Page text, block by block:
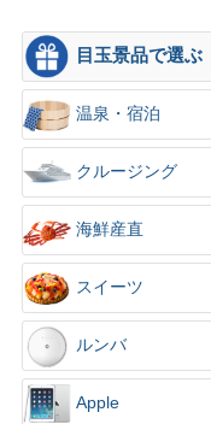
目玉景品で選ぶ
温泉・宿泊
クルージング
海鮮産直
スイーツ
ルンバ
Apple